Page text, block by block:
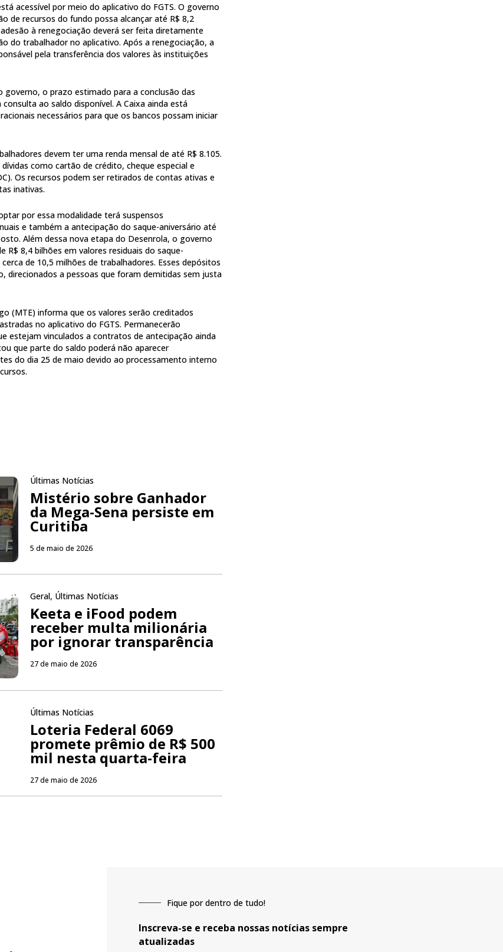
acessível por meio do aplicativo do FGTS. O governo
de recursos do fundo possa alcançar até R$ 8,2
à renegociação deverá ser feita diretamente
do trabalhador no aplicativo. Após a renegociação, a
pela transferência dos valores às instituições
o prazo estimado para a conclusão das
ao saldo disponível. A Caixa ainda está
necessários para que os bancos possam iniciar
devem ter uma renda mensal de até R$ 8.105.
como cartão de crédito, cheque especial e
Os recursos podem ser retirados de contas ativas e
inativas.
por essa modalidade terá suspensos
e também a antecipação do saque-aniversário até
Além dessa nova etapa do Desenrola, o governo
8,4 bilhões em valores residuais do saque-
de 10,5 milhões de trabalhadores. Esses depósitos
direcionados a pessoas que foram demitidas sem justa
(MTE) informa que os valores serão creditados
no aplicativo do FGTS. Permanecerão
estejam vinculados a contratos de antecipação ainda
que parte do saldo poderá não aparecer
do dia 25 de maio devido ao processamento interno
Últimas Notícias
Mistério sobre Ganhador
da Mega-Sena persiste em
Curitiba
5 de maio de 2026
Geral, Últimas Notícias
Keeta e iFood podem
receber multa milionária
por ignorar transparência
27 de maio de 2026
Últimas Notícias
Loteria Federal 6069
promete prêmio de R$ 500
mil nesta quarta-feira
27 de maio de 2026
Fique por dentro de tudo!
Inscreva-se e receba nossas notícias sempre
atualizadas